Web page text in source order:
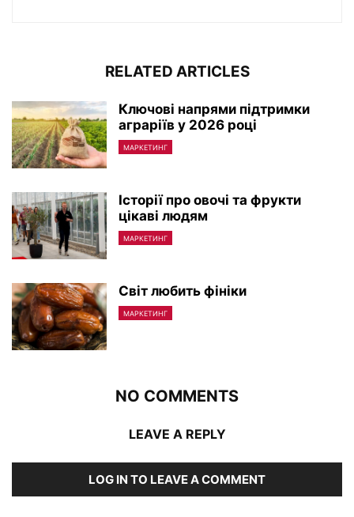
RELATED ARTICLES
Ключові напрями підтримки
аграріїв у 2026 році
МАРКЕТИНГ
Історії про овочі та фрукти
цікаві людям
МАРКЕТИНГ
Світ любить фініки
МАРКЕТИНГ
NO COMMENTS
LEAVE A REPLY
LOG IN TO LEAVE A COMMENT